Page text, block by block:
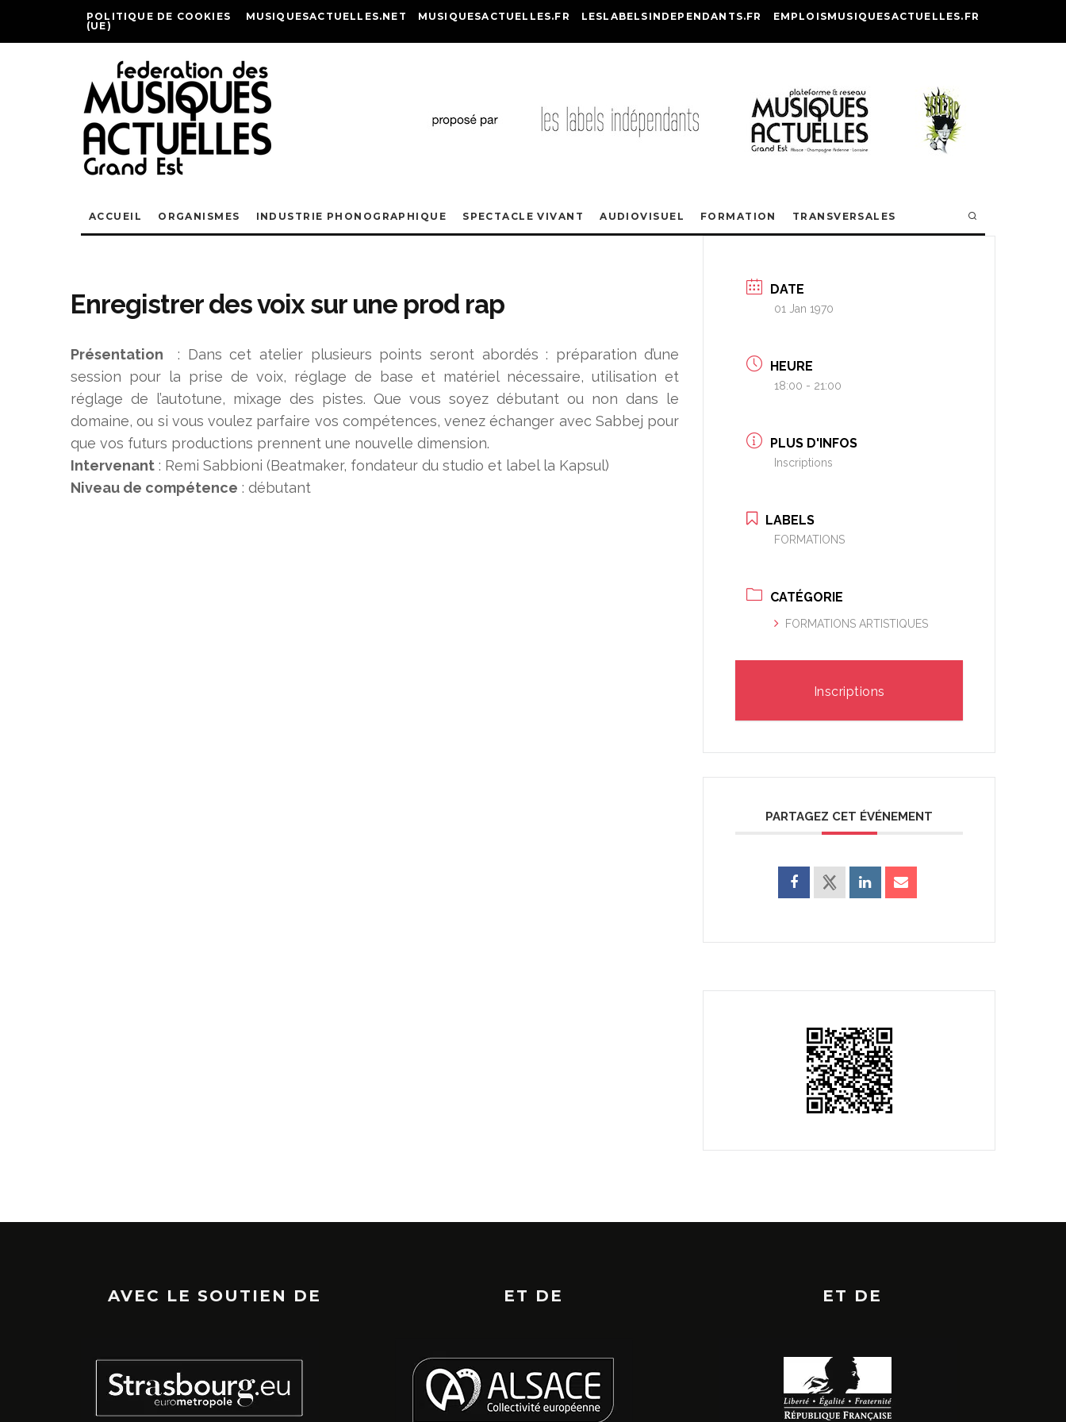
POLITIQUE DE COOKIES
(UE)
MUSIQUESACTUELLES.NET MUSIQUESACTUELLES.FR LESLABELSINDEPENDANTS.FR EMPLOISMUSIQUESACTUELLES.FR
ACCUEIL ORGANISMES INDUSTRIE PHONOGRAPHIQUE SPECTACLE VIVANT AUDIOVISUEL FORMATION TRANSVERSALES
Enregistrer des voix sur une prod rap
Présentation
: Dans cet atelier plusieurs points seront abordés : préparation d’une
session pour la prise de voix, réglage de base et matériel nécessaire, utilisation et
réglage de l’autotune, mixage des pistes. Que vous soyez débutant ou non dans le
domaine, ou si vous voulez parfaire vos compétences, venez échanger avec Sabbej pour
que vos futurs productions prennent une nouvelle dimension.
Intervenant : Remi Sabbioni (Beatmaker, fondateur du studio et label la Kapsul)
Niveau de compétence : débutant
DATE
01 Jan 1970
HEURE
18:00 - 21:00
PLUS D'INFOS
Inscriptions
LABELS
FORMATIONS
CATÉGORIE
FORMATIONS ARTISTIQUES
Inscriptions
PARTAGEZ CET ÉVÉNEMENT
AVEC LE SOUTIEN DE ET DE ET DE